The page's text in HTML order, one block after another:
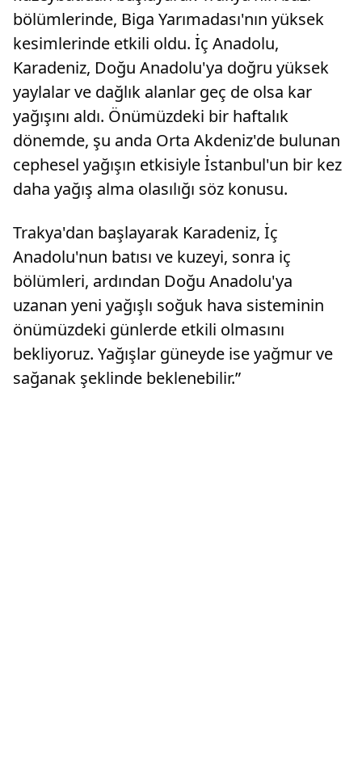
bölümlerinde, Biga Yarımadası'nın yüksek
kesimlerinde etkili oldu. İç Anadolu,
Karadeniz, Doğu Anadolu'ya doğru yüksek
yaylalar ve dağlık alanlar geç de olsa kar
yağışını aldı. Önümüzdeki bir haftalık
dönemde, şu anda Orta Akdeniz'de bulunan
cephesel yağışın etkisiyle İstanbul'un bir kez
daha yağış alma olasılığı söz konusu.
Trakya'dan başlayarak Karadeniz, İç
Anadolu'nun batısı ve kuzeyi, sonra iç
bölümleri, ardından Doğu Anadolu'ya
uzanan yeni yağışlı soğuk hava sisteminin
önümüzdeki günlerde etkili olmasını
bekliyoruz. Yağışlar güneyde ise yağmur ve
sağanak şeklinde beklenebilir.”